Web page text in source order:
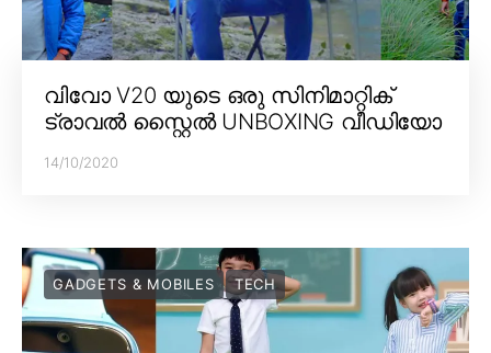
വിവോ V20 യുടെ ഒരു സിനിമാറ്റിക്
ട്രാവൽ സ്റ്റൈൽ UNBOXING വീഡിയോ
14/10/2020
GADGETS & MOBILES TECH